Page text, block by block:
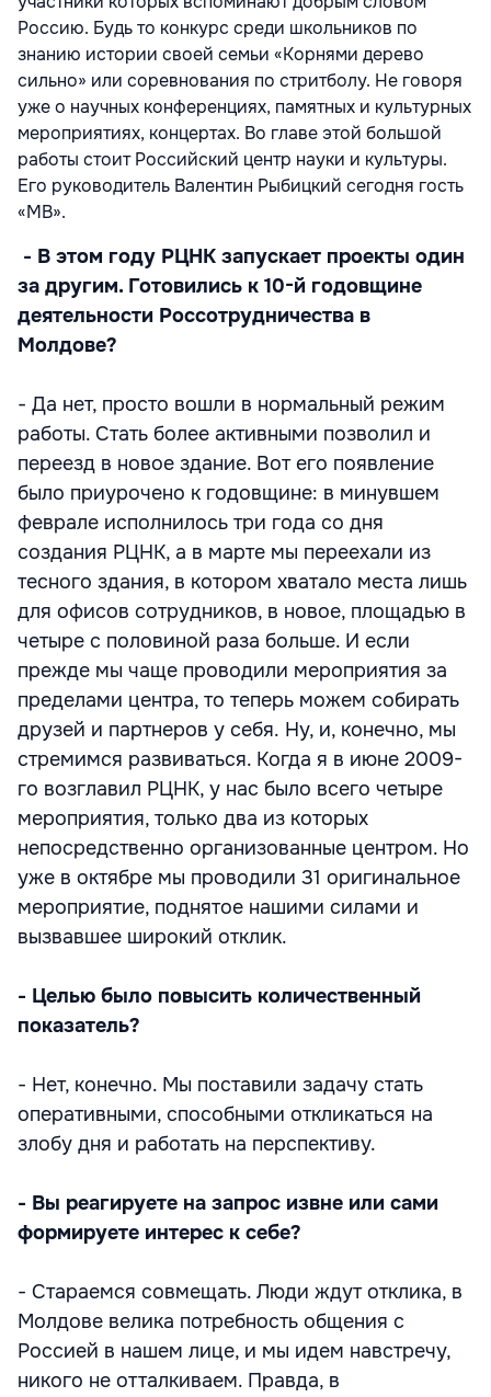
Россию. Будь то конкурс среди школьников по
знанию истории своей семьи «Корнями дерево
сильно» или соревнования по стритболу. Не говоря
уже о научных конференциях, памятных и культурных
мероприятиях, концертах. Во главе этой большой
работы стоит Российский центр науки и культуры.
Его руководитель Валентин Рыбицкий сегодня гость
«МВ».
- В этом году РЦНК запускает проекты один
за другим. Готовились к 10-й годовщине
деятельности Россотрудничества в
Молдове?
- Да нет, просто вошли в нормальный режим
работы. Стать более активными позволил и
переезд в новое здание. Вот его появление
было приурочено к годовщине: в минувшем
феврале исполнилось три года со дня
создания РЦНК, а в марте мы переехали из
тесного здания, в котором хватало места лишь
для офисов сотрудников, в новое, площадью в
четыре с половиной раза больше. И если
прежде мы чаще проводили мероприятия за
пределами центра, то теперь можем собирать
друзей и партнеров у себя. Ну, и, конечно, мы
стремимся развиваться. Когда я в июне 2009-
го возглавил РЦНК, у нас было всего четыре
мероприятия, только два из которых
непосредственно организованные центром. Но
уже в октябре мы проводили 31 оригинальное
мероприятие, поднятое нашими силами и
вызвавшее широкий отклик.
- Целью было повысить количественный
показатель?
- Нет, конечно. Мы поставили задачу стать
оперативными, способными откликаться на
злобу дня и работать на перспективу.
- Вы реагируете на запрос извне или сами
формируете интерес к себе?
- Стараемся совмещать. Люди ждут отклика, в
Молдове велика потребность общения с
Россией в нашем лице, и мы идем навстречу,
никого не отталкиваем. Правда, в